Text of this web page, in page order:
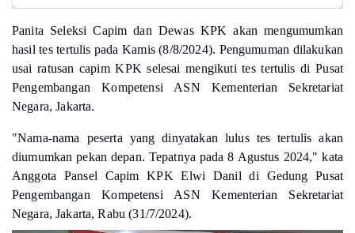
Panita Seleksi Capim dan Dewas KPK akan mengumumkan
hasil tes tertulis pada Kamis (8/8/2024). Pengumuman dilakukan
usairatusan capim KPK selesai mengikuti tes tertulis di Pusat
Pengembangan Kompetensi ASN Kementerian Sekretariat
Negara, Jakarta.
"Nama-nama peserta yang dinyatakan lulus tes tertulis akan
diumumkan pekan depan. Tepatnya pada 8 Agustus 2024," kata
Anggota Pansel Capim KPKElwi Danil di GedungPusat
Pengembangan Kompetensi ASN Kementerian Sekretariat
Negara, Jakarta,Rabu (31/7/2024).